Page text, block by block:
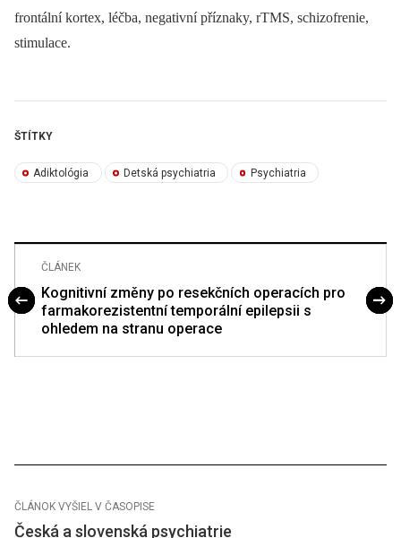
frontální kortex, léčba, negativní příznaky, rTMS, schizofrenie,
stimulace.
ŠTÍTKY
Adiktológia Detská psychiatria Psychiatria
ČLÁNEK
Kognitivní změny po resekčních operacích pro
farmakorezistentní temporální epilepsii s
ohledem na stranu operace
ČLÁNOK VYŠIEL V ČASOPISE
Česká a slovenská psychiatrie